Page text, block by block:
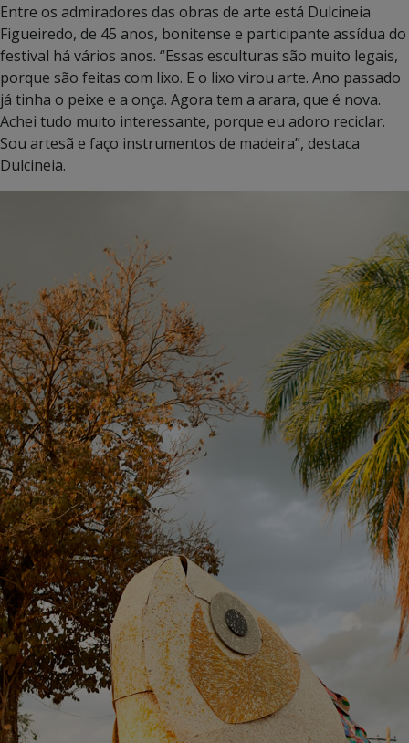
Entre os admiradores das obras de arte está Dulcineia
Figueiredo, de 45 anos, bonitense e participante assídua do
festival há vários anos. “Essas esculturas são muito legais,
porque são feitas com lixo. E o lixo virou arte. Ano passado
já tinha o peixe e a onça. Agora tem a arara, que é nova.
Achei tudo muito interessante, porque eu adoro reciclar.
Sou artesã e faço instrumentos de madeira”, destaca
Dulcineia.